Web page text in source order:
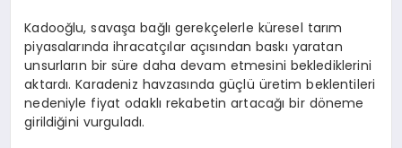
Kadooğlu, savaşa bağlı gerekçelerle küresel tarım
piyasalarında ihracatçılar açısından baskı yaratan
unsurların bir süre daha devam etmesini beklediklerini
aktardı. Karadeniz havzasında güçlü üretim beklentileri
nedeniyle fiyat odaklı rekabetin artacağı bir döneme
girildiğini vurguladı.